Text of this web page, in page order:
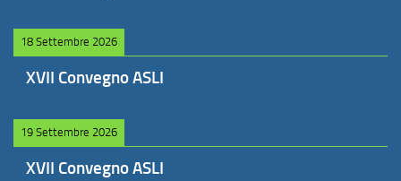
18 Settembre 2026
XVII Convegno ASLI
19 Settembre 2026
XVII Convegno ASLI